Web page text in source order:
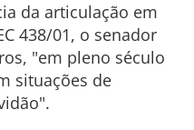
da articulação em
438/01, o senador
"em pleno século
situações de